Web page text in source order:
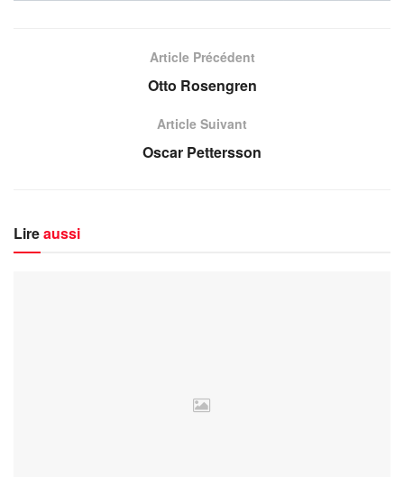
Article Précédent
Otto Rosengren
Article Suivant
Oscar Pettersson
Lireaussi